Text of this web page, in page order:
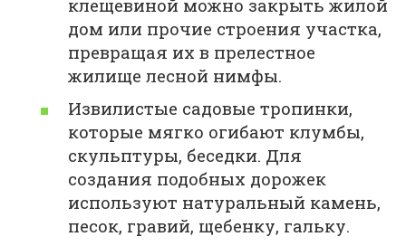
клещевиной можно закрыть жилой
дом или прочие строения участка,
превращая их в прелестное
жилище лесной нимфы.
Извилистые садовые тропинки,
которые мягко огибают клумбы,
скульптуры, беседки. Для
создания подобных дорожек
используют натуральный камень,
песок, гравий, щебенку, гальку.